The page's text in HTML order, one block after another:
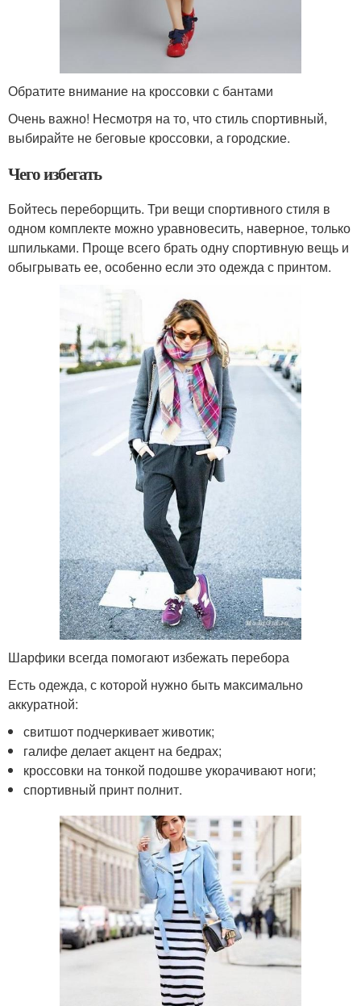
Обратите внимание на кроссовки с бантами
Очень важно! Несмотря на то, что стиль спортивный,
выбирайте не беговые кроссовки, а городские.
Чего избегать
Бойтесь переборщить. Три вещи спортивного стиля в
одном комплекте можно уравновесить, наверное, только
шпильками. Проще всего брать одну спортивную вещь и
обыгрывать ее, особенно если это одежда с принтом.
Шарфики всегда помогают избежать перебора
Есть одежда, с которой нужно быть максимально
аккуратной:
свитшот подчеркивает животик;
галифе делает акцент на бедрах;
кроссовки на тонкой подошве укорачивают ноги;
спортивный принт полнит.